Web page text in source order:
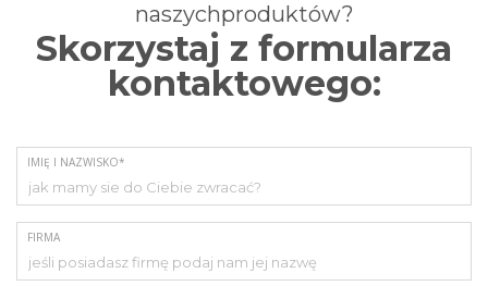
naszychproduktów?
Skorzystaj z formularza
kontaktowego:
IMIĘ I NAZWISKO*
FIRMA